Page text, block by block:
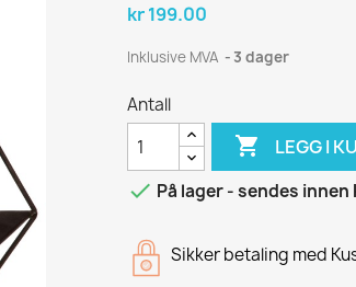
kr 199.00
Inklusive MVA 3 dager
Antall
 LEGG I
 På lager - sendes
Sikker betaling med